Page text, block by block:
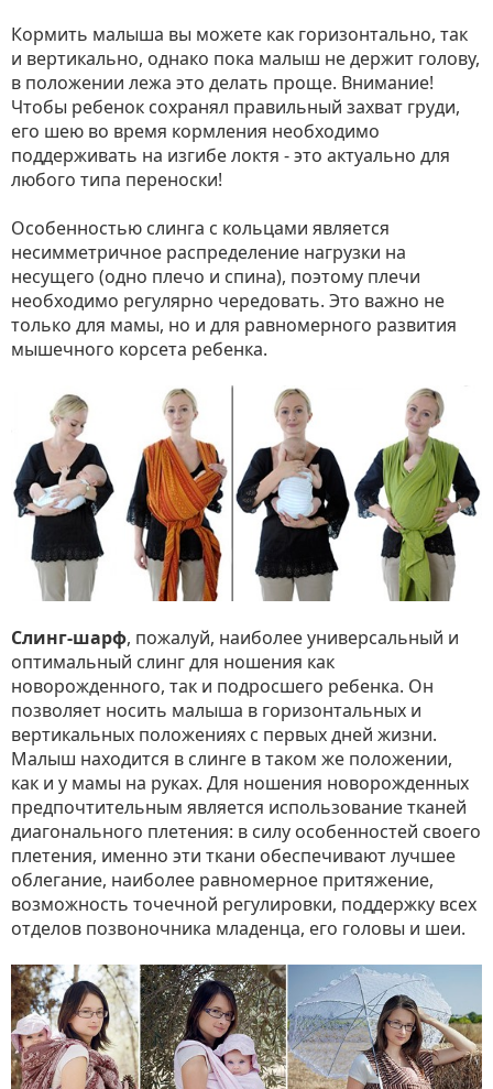
Кормить малыша вы можете как горизонтально, так
и вертикально, однако пока малыш не держит голову,
в положении лежа это делать проще. Внимание!
Чтобы ребенок сохранял правильный захват груди,
его шею во время кормления необходимо
поддерживать на изгибе локтя - это актуально для
любого типа переноски!
Особенностью слинга с кольцами является
несимметричное распределение нагрузки на
несущего (одно плечо и спина), поэтому плечи
необходимо регулярно чередовать. Это важно не
только для мамы, но и для равномерного развития
мышечного корсета ребенка.
Слинг-шарф, пожалуй, наиболее универсальный и
оптимальный слинг для ношения как
новорожденного, так и подросшего ребенка. Он
позволяет носить малыша в горизонтальных и
вертикальных положениях с первых дней жизни.
Малыш находится в слинге в таком же положении,
как и у мамы на руках. Для ношения новорожденных
предпочтительным является использование тканей
диагонального плетения: в силу особенностей своего
плетения, именно эти ткани обеспечивают лучшее
облегание, наиболее равномерное притяжение,
возможность точечной регулировки, поддержку всех
отделов позвоночника младенца, его головы и шеи.